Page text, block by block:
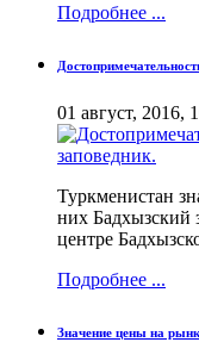
Подробнее ...
01 август, 2016,
Туркменистан
них Бадхызский
центре
Подробнее ...
Значение цены на